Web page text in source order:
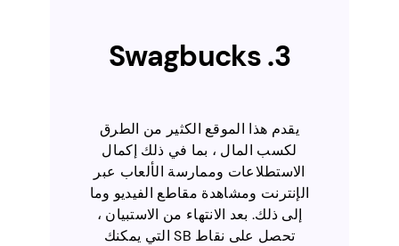
3. Swagbucks
يقدم هذا الموقع الكثير من الطرق
لكسب المال ، بما في ذلك إكمال
الاستطلاعات وممارسة الألعاب عبر
الإنترنت ومشاهدة مقاطع الفيديو وما
إلى ذلك. بعد الانتهاء من الاستبيان ،
تحصل على نقاط SB التي يمكنك